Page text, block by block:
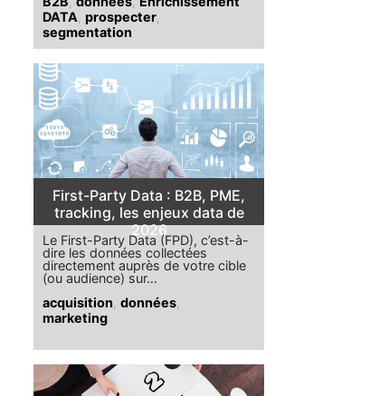
DATA prospecter
segmentation
First-Party Data : B2B, PME,
tracking, les enjeux data de
2026
Le First-Party Data (FPD), c’est-à-
dire les données collectées
directement auprès de votre cible
(ou audience) sur…
acquisition données
marketing